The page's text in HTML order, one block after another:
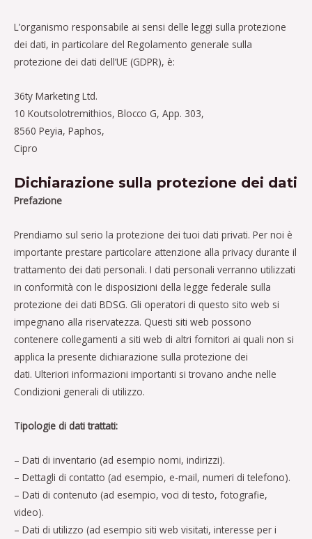
L’organismo responsabile ai sensi delle leggi sulla protezione
dei dati, in particolare del Regolamento generale sulla
protezione dei dati dell’UE (GDPR), è:
36ty Marketing Ltd.
10 Koutsolotremithios, Blocco G, App. 303,
8560 Peyia, Paphos,
Cipro
Dichiarazione sulla protezione dei dati
Prefazione
Prendiamo sul serio la protezione dei tuoi dati privati. Per noi è
importante prestare particolare attenzione alla privacy durante il
trattamento dei dati personali. I dati personali verranno utilizzati
in conformità con le disposizioni della legge federale sulla
protezione dei dati BDSG. Gli operatori di questo sito web si
impegnano alla riservatezza. Questi siti web possono
contenere collegamenti a siti web di altri fornitori ai quali non si
applica la presente dichiarazione sulla protezione dei
dati. Ulteriori informazioni importanti si trovano anche nelle
Condizioni generali di utilizzo.
Tipologie di dati trattati:
– Dati di inventario (ad esempio nomi, indirizzi).
– Dettagli di contatto (ad esempio, e-mail, numeri di telefono).
– Dati di contenuto (ad esempio, voci di testo, fotografie,
video).
– Dati di utilizzo (ad esempio siti web visitati, interesse per i